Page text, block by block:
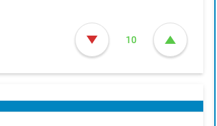
10